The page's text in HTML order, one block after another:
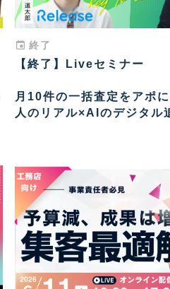
終了
【終了】Liveセミナー
月10件の一括査定をアポに
人のリアル×AIのデジタル